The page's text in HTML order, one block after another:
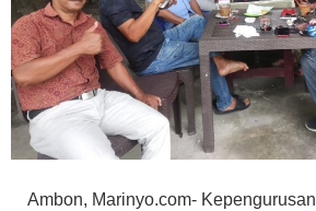
Ambon, Marinyo.com-